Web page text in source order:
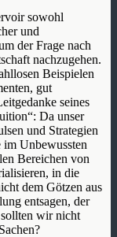
sowohl
und
der Frage nach
nachzugehen.
Beispielen
gut
seines
Da unser
und Strategien
Unbewussten
Bereichen von
in die
dem Götzen aus
entsagen, der
wir nicht